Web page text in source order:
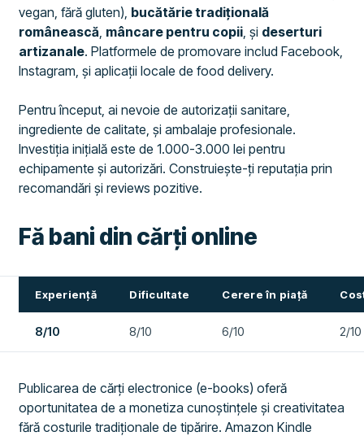
vegan, fără gluten), bucătărie tradițională
românească, mâncare pentru copii, și deserturi
artizanale. Platformele de promovare includ Facebook,
Instagram, și aplicații locale de food delivery.
Pentru început, ai nevoie de autorizații sanitare,
ingrediente de calitate, și ambalaje profesionale.
Investiția inițială este de 1.000-3.000 lei pentru
echipamente și autorizări. Construiește-ți reputația prin
recomandări și reviews pozitive.
Fă bani din cărți online
Experiență Dificultate Cerere în piață
8/10 8/10 6/10 2/10
Publicarea de cărți electronice (e-books) oferă
oportunitatea de a monetiza cunoștințele și creativitatea
fără costurile tradiționale de tipărire. Amazon Kindle